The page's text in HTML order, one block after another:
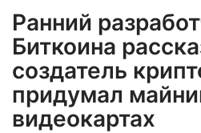
Ранний
Биткоина
создатель
придумал
видеокартах